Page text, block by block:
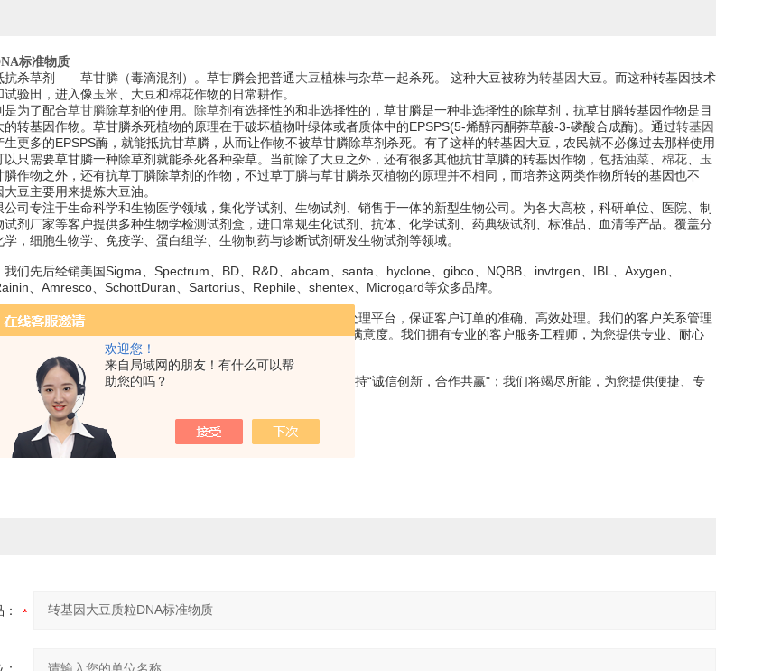
欢迎您！
来自局域网的朋友！有什么可以帮
助您的吗？
标准物质
抗杀草剂——草甘膦 （毒滴混剂） 。草甘膦会把普通 大豆植株与杂草一起杀死。 这种大豆被称为转基因 大豆。而这种转基因技术
验田，进入像玉米 、大豆和棉花作物的日常耕作。
是为了配合草甘膦除草剂的使用。 除草剂 有选择性的和非选择性的，草甘膦是一种非选择性的除草剂，抗草甘膦转基因作物是目
转基因作物。草甘膦杀死植物的原理在于破坏植物叶绿体或者质体中的EPSPS(5-烯醇丙酮莽草酸-3-磷酸合成酶)。通过转基因
生更多的EPSPS酶，就能抵抗甘草膦，从而让作物不被草甘膦除草剂杀死。有了这样的转基因大豆，农民就不必像过去那样使用
以只需要草甘膦一种除草剂就能杀死各种杂草。当前除了大豆之外，还有很多其他抗甘草膦的转基因作物，包括油菜 棉花
玉
膦作物之外，还有抗草丁膦除草剂的作物，不过草丁膦与草甘膦杀灭植物的原理并不相同，而培养这两类作物所转的基因也不
豆主要用来提炼大豆油。
司专注于生命科学和生物医学领域，集化学试剂、生物试剂、销售于一体的新型生物公司。为各大高校，科研单位、医院、制
试剂厂家等客户提供多种生物学检测试剂盒，进口常规生化试剂、抗体、化学试剂、药典级试剂、标准品、血清等产品。覆盖分
，细胞生物学、免疫学、蛋白组学、生物制药与诊断试剂研发生物试剂等领域。
们先后经销美国Sigma、Spectrum、BD、R&D、abcam、santa、hyclone、gibco、NQBB、invtrgen、IBL、Axygen、
、Amresco、SchottDuran、Sartorius、Rephile、shentex、Microgard等众多品牌。
非常注重企业信息化的建设，我们采用了的内部供应链信息处理平台，保证客户订单的准确、高效处理。我们的客户关系管理
理团队，能*时间响应客户的售前、售后需求，关注客户体验及满意度。我们拥有专业的客户服务工程师，为您提供专业、耐心
信赖；我们专注，所以我们高速发展；我们信奉“客户“我们坚持“诚信创新，合作共赢"；我们将竭尽所能，为您提供便捷、专
您的时间和成本。
标准物质
使用，不得用于食用，医疗等其它用途。